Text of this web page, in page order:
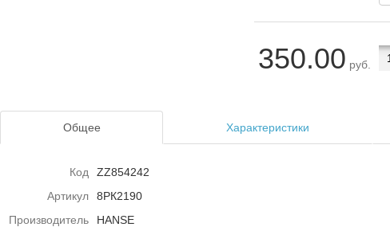
350.00 руб.
Общее Характеристики
Код
ZZ854242
Артикул
8РК2190
Производитель
HANSE